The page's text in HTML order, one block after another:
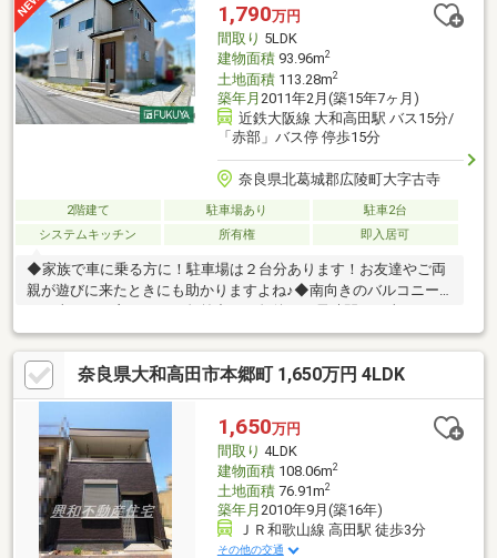
1,790万円
間取り 5LDK
建物面積93.96m2
土地面積113.28m2
築年月 2011年2月(築15年7ヶ月)
近鉄大阪線 大和高田駅 バス15分/
「赤部」バス停 停歩15分
奈良県北葛城郡広陵町大字古寺
2階建て 駐車場あり
駐車2台
システムキッチン
所有権 即入居可
◆家族で車に乗る方に！駐車場は２台分あります！お友達やご両
親が遊びに来たときにも助かりますよね♪◆南向きのバルコニー
す。洗濯物も乾きやすいです♪【リフォーム内容】洗面台新調、ハ
ウスクリーニング※駐車台数は車種による。※写真中の家具等の調
度品は販売対象に含まれません。【物件の特徴】２階建、前道６
ｍ以上、２沿線以上利用可、システムキッチン、駐車２台可、即
引渡可、山が見える、内装リフォーム、南向き、陽当り良好、Ｌ
ＤＫ１５畳以上、和室、対面式キッチン、トイレ２ヶ所、南面バ
ルコニー、浴室に窓、通風良好、全居室６畳以上、平坦地
奈良県大和高田市本郷町 1,650万円 4LDK
1,650万円
間取り 4LDK
建物面積108.06m2
土地面積76.91m2
築年月 2010年9月(築16年)
ＪＲ和歌山線 高田駅 徒歩3分
その他の交通